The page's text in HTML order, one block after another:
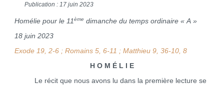
Publication : 17 juin 2023
Homélie pour le 11ème dimanche du temps ordinaire « A »
18 juin 2023
Exode 19, 2-6 ; Romains 5, 6-11 ; Matthieu 9, 36-10, 8
H O M É L I E
Le récit que nous avons lu dans la première lecture se